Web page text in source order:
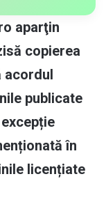
aparţin
copierea
acordul
publicate
în
licențiate